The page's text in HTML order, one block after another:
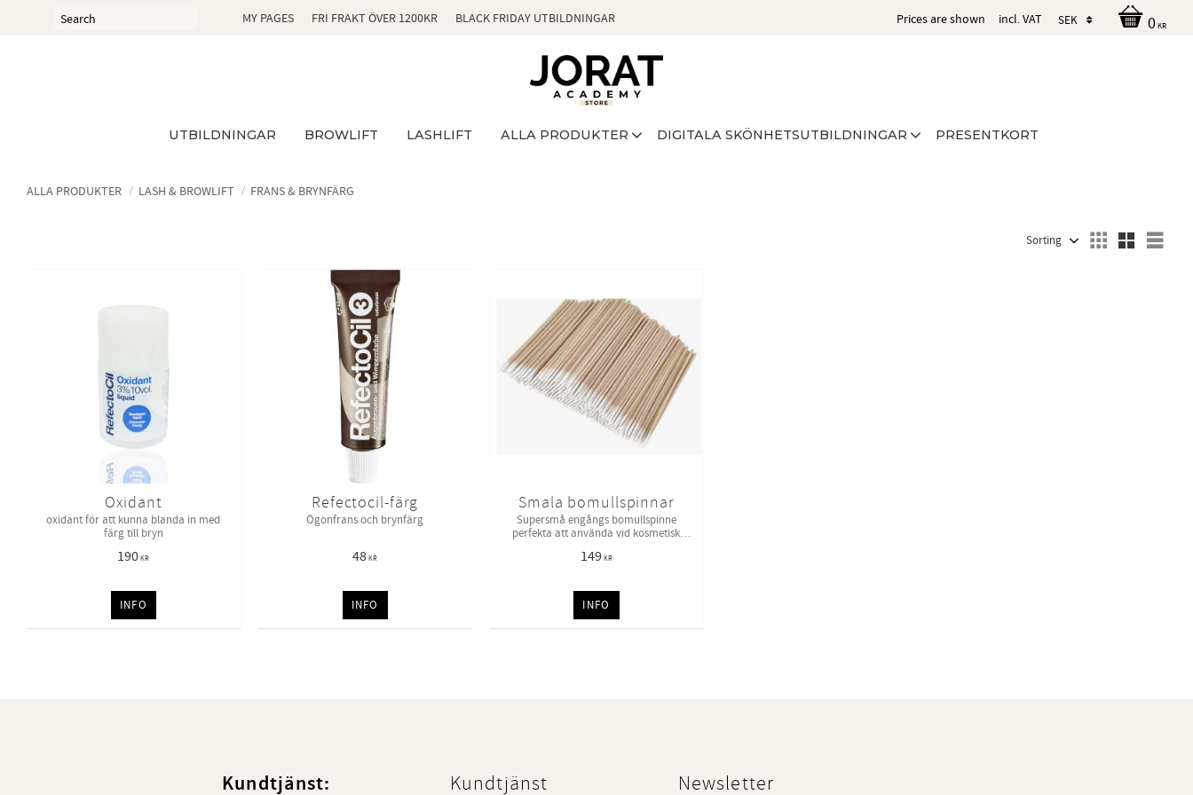
MY PAGES FRI FRAKT ÖVER 1200KR BLACK FRIDAY UTBILDNINGAR Prices are shown incl. VAT 0KR
UTBILDNINGAR BROWLIFT LASHLIFT ALLA PRODUKTER DIGITALA SKÖNHETSUTBILDNINGAR PRESENTKORT
ALLA PRODUKTER LASH & BROWLIFT FRANS & BRYNFÄRG
Select sorting method
Oxidant
oxidant för att kunna blanda in med
färg till bryn
190KR
INFO
Refectocil-färg
Ögonfrans och brynfärg
48KR
INFO
Smala bomullspinnar
Supersmå engångs bomullspinne
perfekta att använda vid kosmetisk
149KR
INFO
Kundtjänst: Kundtjänst Newsletter